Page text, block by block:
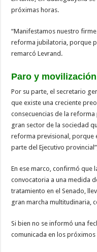
próximas horas.
“Manifestamos nuestro
reforma jubilatoria, porque
remarcó Levrand.
Paro y movilización
Por su parte, el secretario
que existe una creciente
consecuencias de la reforma
gran sector de la sociedad
reforma previsional, porque
parte del Ejecutivo
En ese marco, confirmó que
convocatoria a una medida
tratamiento en el Senado,
gran marcha multitudinaria,
Si bien no se informó una
comunicada en los próximos